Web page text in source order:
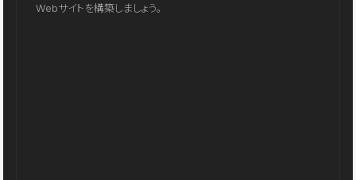
Webサイトを構築しましょう。